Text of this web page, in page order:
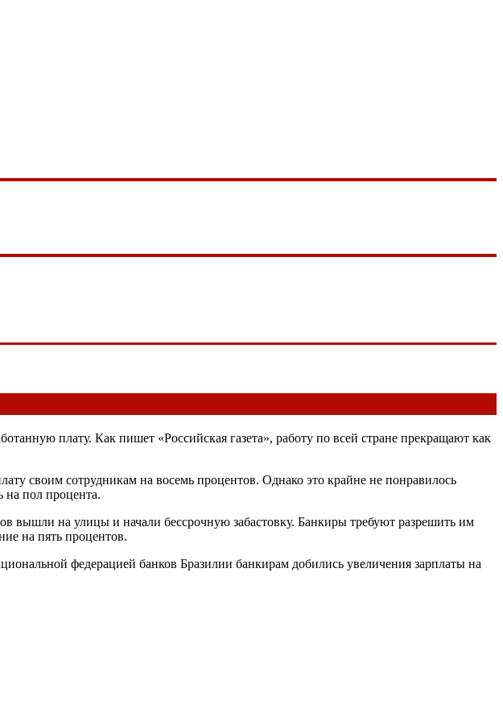
плату. Как пишет «Российская газета», работу по всей стране прекращают как
своим сотрудникам на восемь процентов. Однако это крайне не понравилось
на пол процента.
вышли на улицы и начали бессрочную забастовку. Банкиры требуют разрешить им
на пять процентов.
федерацией банков Бразилии банкирам добились увеличения зарплаты на